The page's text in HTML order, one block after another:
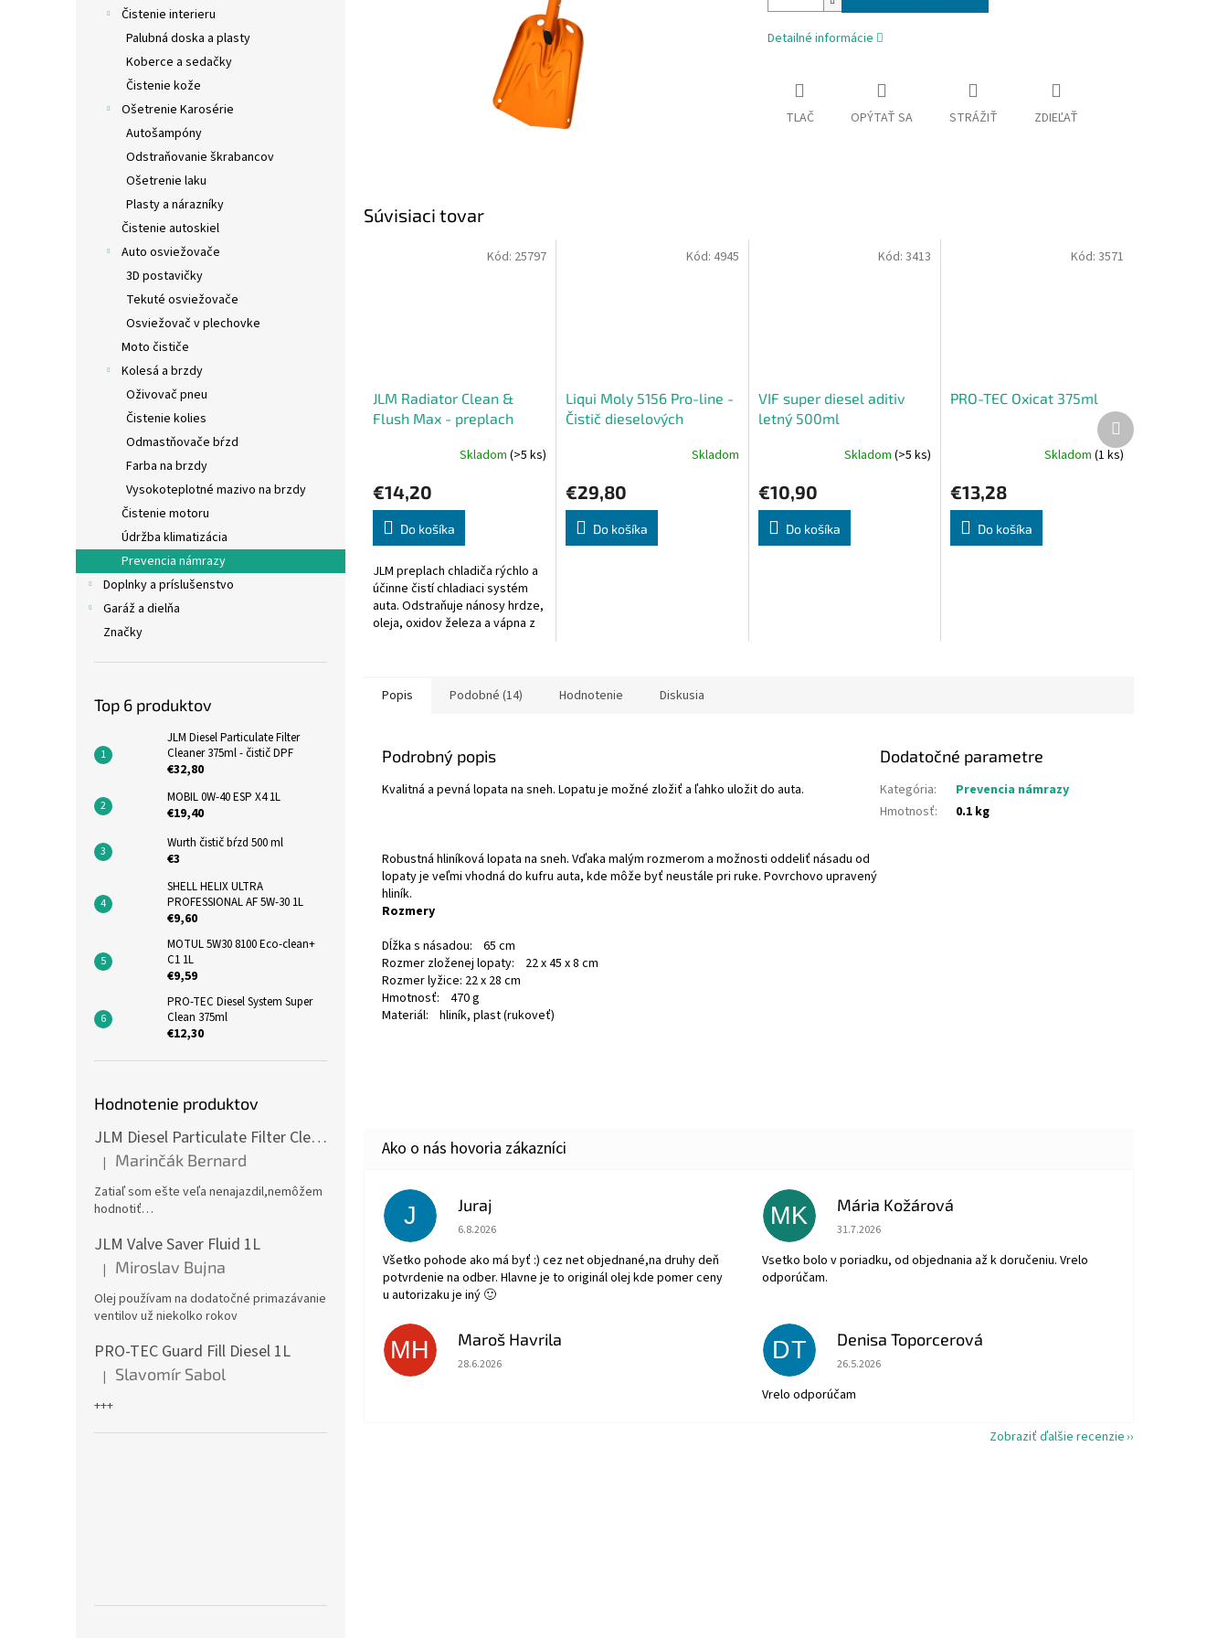
Čistenie interieru
Palubná doska a plasty
Koberce a sedačky
Čistenie kože
Ošetrenie Karosérie
Autošampóny
Odstraňovanie škrabancov
Ošetrenie laku
Plasty a nárazníky
Čistenie autoskiel
Auto osviežovače
3D postavičky
Tekuté osviežovače
Osviežovač v plechovke
Moto čističe
Kolesá a brzdy
Oživovač pneu
Čistenie kolies
Odmastňovače bŕzd
Farba na brzdy
Vysokoteplotné mazivo na brzdy
Čistenie motoru
Údržba klimatizácia
Prevencia námrazy
Doplnky a príslušenstvo
Garáž a dielňa
Značky
Top 6 produktov
JLM Diesel Particulate Filter
Cleaner 375ml - čistič DPF
€32,80
MOBIL 0W-40 ESP X4 1L
€19,40
Wurth čistič bŕzd 500 ml
€3
SHELL HELIX ULTRA
PROFESSIONAL AF 5W-30 1L
€9,60
MOTUL 5W30 8100 Eco-clean+
C1 1L
€9,59
PRO-TEC Diesel System Super
Clean 375ml
€12,30
Hodnotenie produktov
JLM Diesel Particulate Filter Cleaner 375ml - čistič DPF
Hodnotenie produktu je 5 z 5 hviezdičiek.
| Marinčák Bernard
Zatiaľ som ešte veľa nenajazdil,nemôžem
hodnotiť…
JLM Valve Saver Fluid 1L
Hodnotenie produktu je 5 z 5 hviezdičiek.
| Miroslav Bujna
Olej používam na dodatočné primazávanie
ventilov už niekolko rokov
PRO-TEC Guard Fill Diesel 1L
Hodnotenie produktu je 5 z 5 hviezdičiek.
| Slavomír Sabol
+++
Detailné informácie
TLAČ OPÝTAŤ SA STRÁŽIŤ ZDIEĽAŤ
Súvisiaci tovar
JLM Radiator Clean &
Flush Max - preplach
Skladom (>5 ks)
€14,20
Do košíka
JLM preplach chladiča rýchlo a
účinne čistí chladiaci systém
auta. Odstraňuje nánosy hrdze,
oleja, oxidov železa a vápna z
Kód: 25797
Liqui Moly 5156 Pro-line -
Čistič dieselových
Skladom
€29,80
Do košíka
Kód: 4945
VIF super diesel aditiv
letný 500ml
Skladom(>5 ks)
€10,90
Do košíka
Kód:3413
PRO-TEC Oxicat 375ml
Skladom (1 ks)
€13,28
Do košíka
Kód: 3571
Ďalší
produkt
Popis Podobné (14) Hodnotenie Diskusia
Podrobný popis
Kvalitná a pevná lopata na sneh. Lopatu je možné zložiť a ľahko uložit do auta.
Robustná hliníková lopata na sneh. Vďaka malým rozmerom a možnosti oddeliť násadu od
lopaty je veľmi vhodná do kufru auta, kde môže byť neustále pri ruke. Povrchovo upravený
hliník.
Rozmery
Dĺžka s násadou: 65 cm
Rozmer zloženej lopaty: 22 x 45 x 8 cm
Rozmer lyžice: 22 x 28 cm
Hmotnosť: 470 g
Materiál: hliník, plast (rukoveť)
Dodatočné parametre
Kategória:
Prevencia námrazy
Hmotnosť: 0.1 kg
J Juraj
Hodnotenie obchodu je 5 z 5 hviezdičiek.
6.8.2026
Všetko pohode ako má byť :) cez net objednané,na druhy deň
potvrdenie na odber. Hlavne je to originál olej kde pomer ceny
u autorizaku je iný 🙂
MK Mária Kožárová
Hodnotenie obchodu je 5 z 5 hviezdičiek.
31.7.2026
Vsetko bolo v poriadku, od objednania až k doručeniu. Vrelo
odporúčam.
MH Maroš Havrila
Hodnotenie obchodu je 5 z 5 hviezdičiek.
28.6.2026
DT Denisa Toporcerová
Hodnotenie obchodu je 5 z 5 hviezdičiek.
26.5.2026
Vrelo odporúčam
Zobraziť ďalšie recenzie